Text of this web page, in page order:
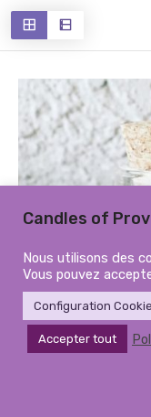
Candles of
Nous utilisons des
Vous pouvez
Configuration
Accepter tout